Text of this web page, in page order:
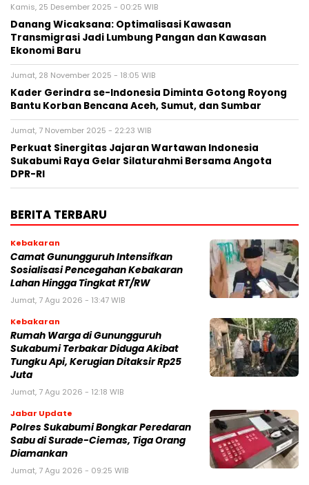
Kamis, 25 Desember 2025 - 00:25 WIB
Danang Wicaksana: Optimalisasi Kawasan
Transmigrasi Jadi Lumbung Pangan dan Kawasan
Ekonomi Baru
Jumat, 28 November 2025 - 18:05 WIB
Kader Gerindra se-Indonesia Diminta Gotong Royong
Bantu Korban Bencana Aceh, Sumut, dan Sumbar
Jumat, 7 November 2025 - 22:23 WIB
Perkuat Sinergitas Jajaran Wartawan Indonesia
Sukabumi Raya Gelar Silaturahmi Bersama Angota
DPR-RI
BERITA TERBARU
Kebakaran
‎‎Camat Gunungguruh Intensifkan
Sosialisasi Pencegahan Kebakaran
Lahan Hingga Tingkat RT/RW‎
Jumat, 7 Agu 2026 - 13:47 WIB
Kebakaran
‎Rumah Warga di Gunungguruh
Sukabumi Terbakar Diduga Akibat
Tungku Api, Kerugian Ditaksir Rp25
Juta
Jumat, 7 Agu 2026 - 12:18 WIB
Jabar Update
Polres Sukabumi Bongkar Peredaran
Sabu di Surade-Ciemas, Tiga Orang
Diamankan
Jumat, 7 Agu 2026 - 09:25 WIB